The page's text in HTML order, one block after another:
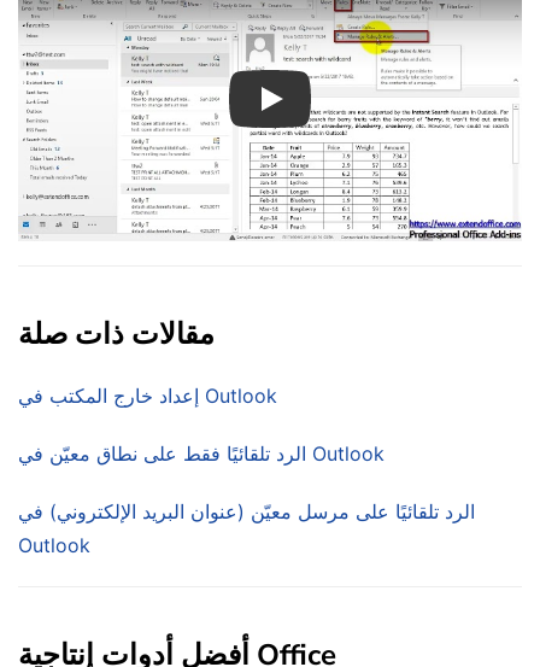
Play
مقالات ذات صلة
إعداد خارج المكتب في Outlook
الرد تلقائيًا فقط على نطاق معيّن في Outlook
الرد تلقائيًا على مرسل معيّن (عنوان البريد الإلكتروني) في
Outlook
أفضل أدوات إنتاجية Office